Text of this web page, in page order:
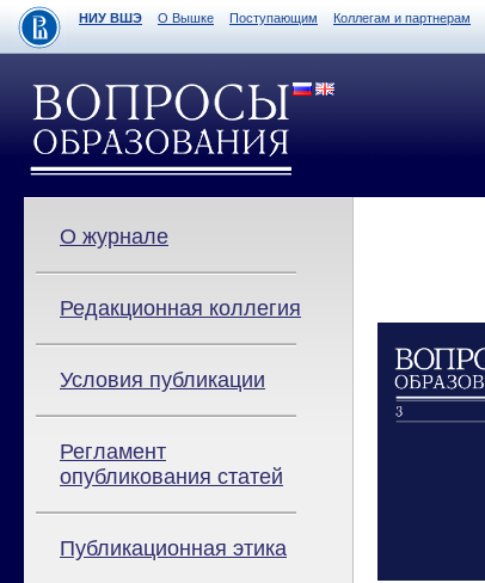
НИУ ВШЭ О Вышке Поступающим Коллегам и партнерам
О журнале
Редакционная коллегия
Условия публикации
Регламент
опубликования статей
Публикационная этика